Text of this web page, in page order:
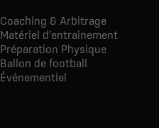
Coaching & Arbitrage
Matériel d'entrainement
Préparation Physique
Ballon de football
Événementiel